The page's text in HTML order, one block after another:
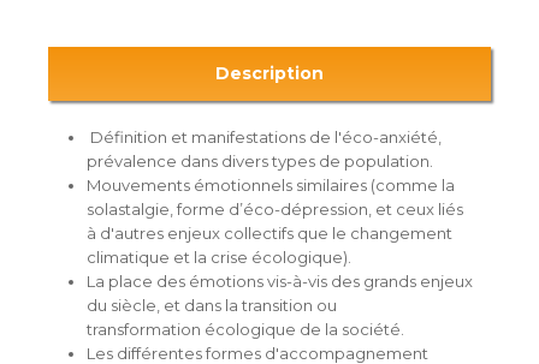
Description
Définition et manifestations de l'éco-anxiété,
prévalence dans divers types de population.
Mouvements émotionnels similaires (comme la
solastalgie, forme d’éco-dépression, et ceux liés
à d'autres enjeux collectifs que le changement
climatique et la crise écologique).
La place des émotions vis-à-vis des grands enjeux
du siècle, et dans la transition ou
transformation écologique de la société.
Les différentes formes d'accompagnement